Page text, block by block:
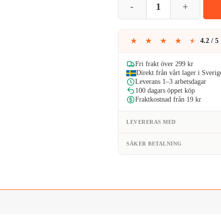
var:
79kr.
★ ★ ★ ★ ★ 4.2 / 5
Fri frakt över 299 kr
Direkt från vårt lager i
Leverans 1–3 arbetsdagar
100 dagars öppet köp
Fraktkostnad från 19 kr
LEVERERAS MED
SÄKER BETALNING